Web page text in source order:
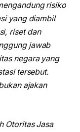
risiko
yang diambil
riset dan
jawab
negara yang
tersebut.
ajakan
Otoritas Jasa